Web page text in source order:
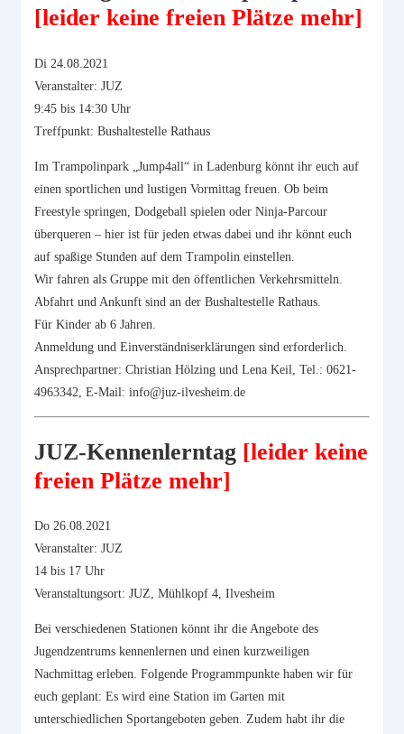
[leider keine freien Plätze mehr]
Di 24.08.2021
Veranstalter: JUZ
9:45 bis 14:30 Uhr
Treffpunkt: Bushaltestelle Rathaus
Im Trampolinpark „Jump4all“ in Ladenburg könnt ihr euch auf
einen sportlichen und lustigen Vormittag freuen. Ob beim
Freestyle springen, Dodgeball spielen oder Ninja-Parcour
überqueren – hier ist für jeden etwas dabei und ihr könnt euch
auf spaßige Stunden auf dem Trampolin einstellen.
Wir fahren als Gruppe mit den öffentlichen Verkehrsmitteln.
Abfahrt und Ankunft sind an der Bushaltestelle Rathaus.
Für Kinder ab 6 Jahren.
Anmeldung und Einverständniserklärungen sind erforderlich.
Ansprechpartner: Christian Hölzing und Lena Keil, Tel.: 0621-
4963342, E-Mail: info@juz-ilvesheim.de
JUZ-Kennenlerntag [leider keine
freien Plätze mehr]
Do 26.08.2021
Veranstalter: JUZ
14 bis 17 Uhr
Veranstaltungsort: JUZ, Mühlkopf 4, Ilvesheim
Bei verschiedenen Stationen könnt ihr die Angebote des
Jugendzentrums kennenlernen und einen kurzweiligen
Nachmittag erleben. Folgende Programmpunkte haben wir für
euch geplant: Es wird eine Station im Garten mit
unterschiedlichen Sportangeboten geben. Zudem habt ihr die